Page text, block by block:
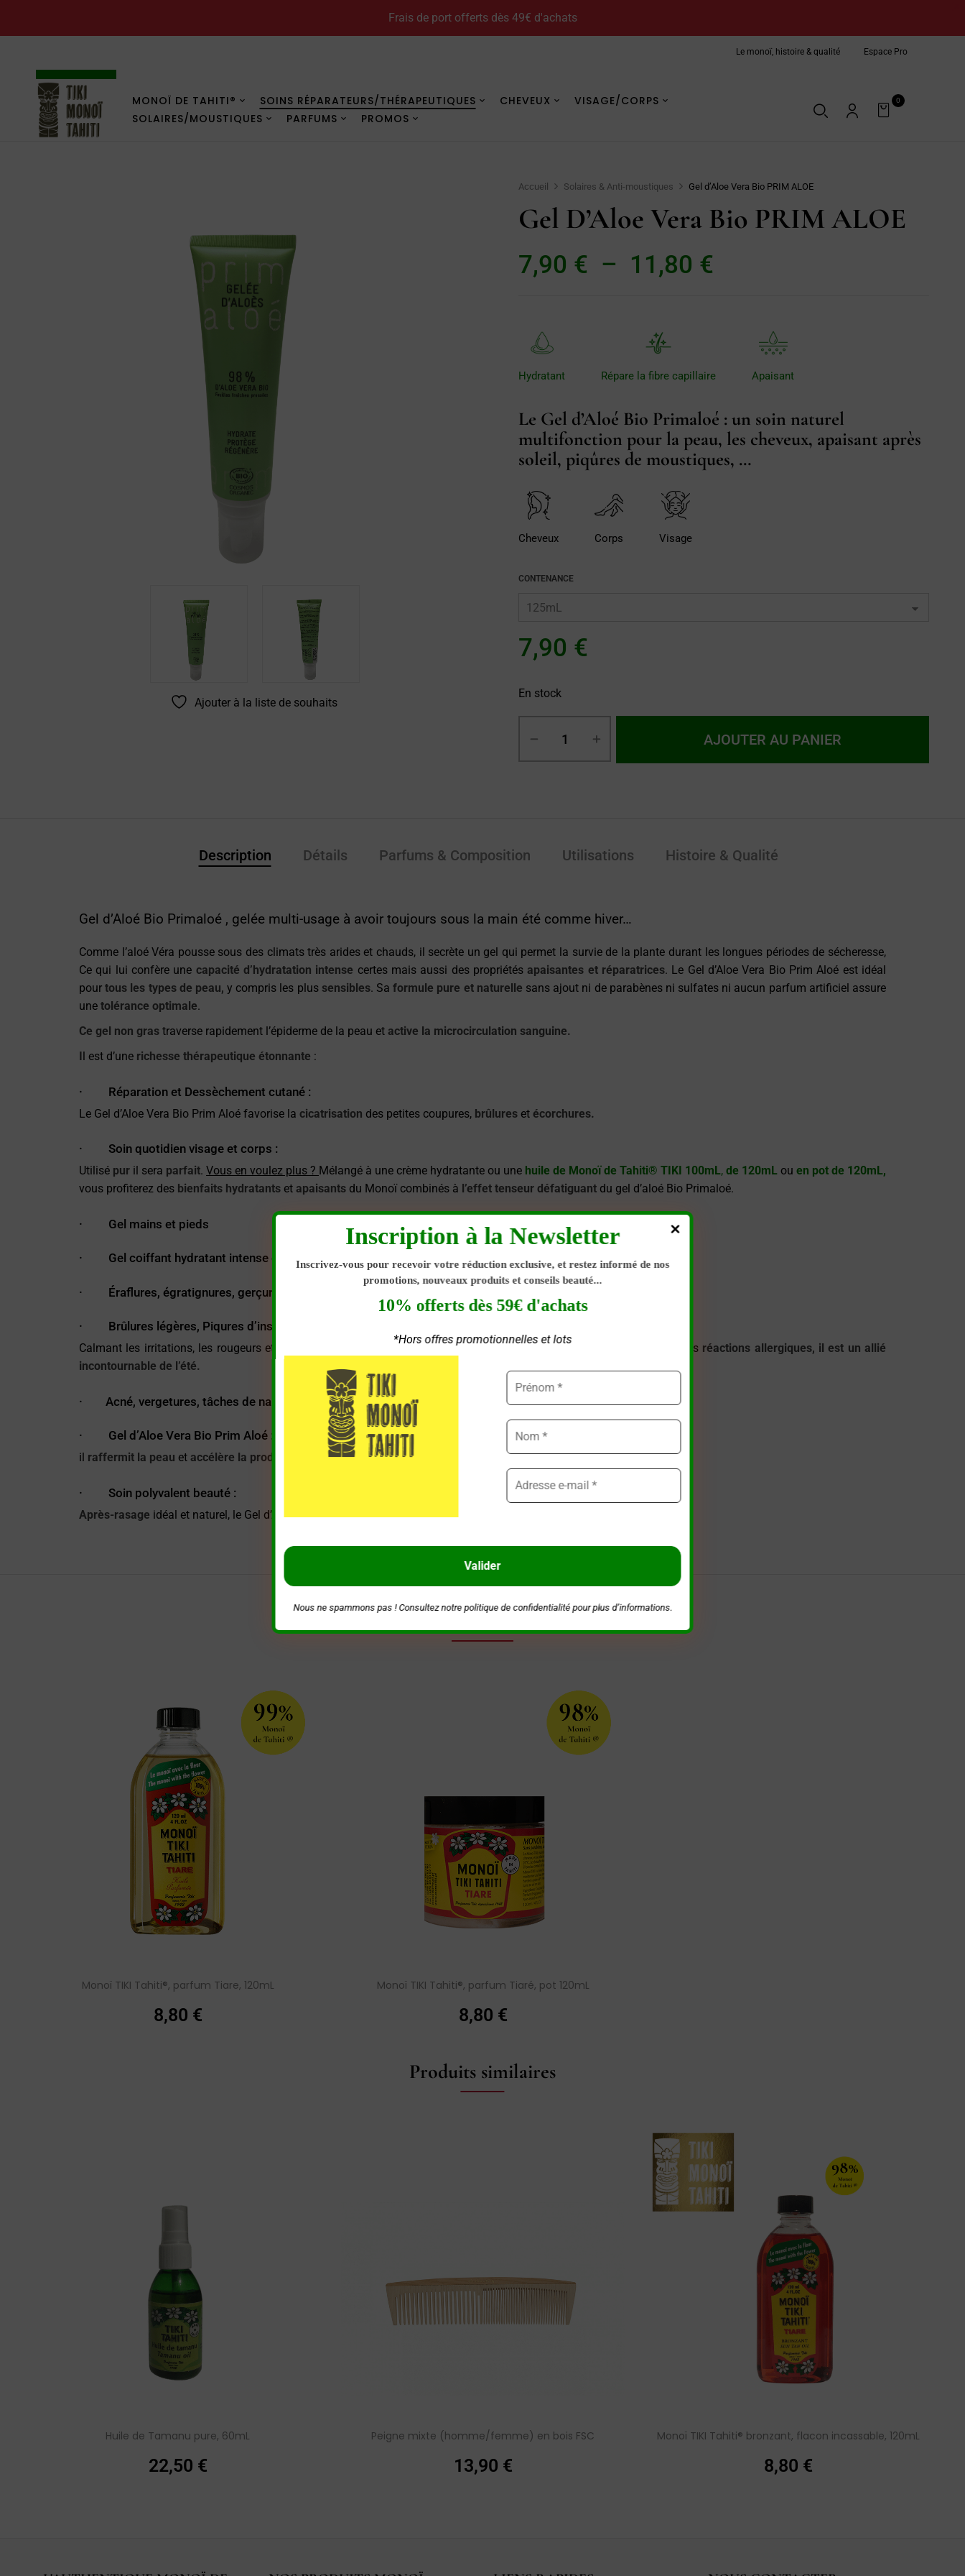
Frais de port offerts dès 49€ d'achats
PROMOS
Le monoï, histoire & qualité Espace Pro
Nous contacter
MONOÏ DE TAHITI® SOINS RÉPARATEURS/THÉRAPEUTIQUES CHEVEUX
VISAGE/CORPS
SOLAIRES/MOUSTIQUES
PARFUMS PROMOS
0
Ajouter à la liste de souhaits
Accueil Solaires & Anti-moustiques Gel d’Aloe Vera Bio PRIM ALOE
Gel D’Aloe Vera Bio PRIM ALOE
7,90 € – 11,80 €
Hydratant Répare la fibre capillaire Apaisant
Le Gel d’Aloé Bio Primaloé : un soin naturel
multifonction pour la peau, les cheveux, apaisant après
soleil, piqûres de moustiques, …
Cheveux Corps Visage
CONTENANCE
7,90 €
En stock
AJOUTER AU PANIER
Description Détails Parfums & Composition Utilisations Histoire & Qualité
Gel d’Aloé Bio Primaloé , gelée multi-usage à avoir toujours sous la main été comme hiver…
Comme l’aloé Véra pousse sous des climats très arides et chauds, il secrète un gel qui permet la survie de la plante durant les longues périodes de sécheresse,
Ce qui lui confère une capacité d’hydratation intense certes mais aussi des propriétésapaisantes et réparatrices. Le Gel d’Aloe Vera Bio Prim Aloé est idéal
pourtous les types de peau, y compris les plus sensibles. Sa formule pure et naturelle sans ajout ni de parabènes ni sulfates ni aucun parfum artificiel assure
une tolérance optimale.
Ce gel non gras traverse rapidement l’épiderme de la peau et active la microcirculation sanguine.
l est d’une richesse thérapeutique étonnante :
· Réparation et Dessèchement cutané :
Le Gel d’Aloe Vera Bio Prim Aloé favorise la cicatrisation des petites coupures, brûlures et écorchures.
· Soin quotidien visage et corps :
Utilisé pur il sera parfait. Vous en voulez plus ? Mélangé à une crème hydratante ou une huile de Monoï de Tahiti® TIKI 100mL, de 120mL ou en pot de 120mL,
vous profiterez des bienfaits hydratants et apaisants du Monoï combinés à l’effet tenseur défatiguant du gel d’aloé Bio Primaloé.
· Gel mains et pieds
· Gel coiffant hydratant intense et masque capillaire
· Éraflures, égratignures, gerçures
· Brûlures légères, Piqures d’insectes, coups de soleil :
Calmant les irritations, les rougeurs et les démangeaisons causées par les ou les réactions allergiques, il est un allié
incontournable de l’été.
· Acné, vergetures, tâches de naissance ou de vieillesse, rougeurs, escarres
· Gel d’Aloe Vera Bio Prim Aloé : Soin anti-âge effet tenseur
il raffermit la peau et accélère la production de nouvelles cellules. grain de peau est plus finetles rides atténuées
· Soin polyvalent beauté :
Après-rasage idéal et naturel, le Gel d’Aloe Vera Bio Prim Aloé peut être utilisé comme
Inscription à la Newsletter
Inscrivez-vous pour recevoir votre réduction exclusive, et restez informé de nos
promotions, nouveaux produits et conseils beauté...
10% offerts dès 59€ d'achats
*Hors offres promotionnelles et lots
Nous ne spammons pas ! Consultez notre politique de confidentialité pour plus d’informations.
Vous pouvez aussi aimer...
Monoï TIKI Tahiti®, parfum Tiare, 120mL
8,80 €
Monoï TIKI Tahiti®, parfum Tiaré, pot 120mL
8,80 €
Produits similaires
Huile de Tamanu pure, 60mL
22,50 €
Peigne mixte (homme/femme) en bois FSC
13,90 €
Monoï TIKI Tahiti® bronzant, flacon incassable, 120mL
8,80 €